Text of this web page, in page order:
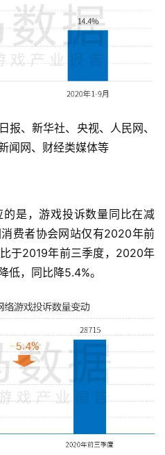
报、新华社、央视、人民网、
闻网、财经类媒体等
是，游戏投诉数量同比在减
费者协会网站仅有2020年前
于2019年前三季度，2020年
低，同比降5.4%。